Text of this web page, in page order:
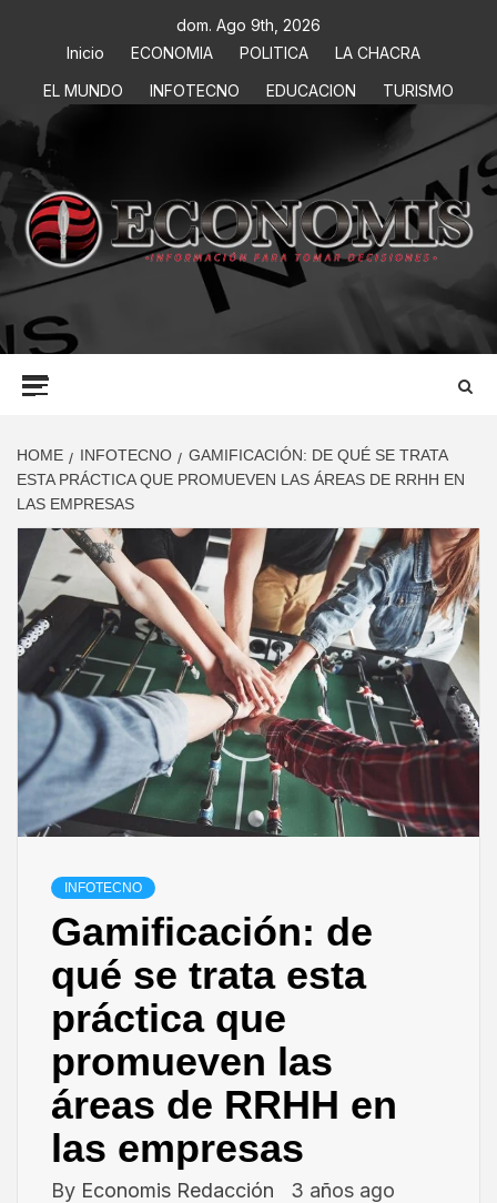
dom. Ago 9th, 2026
Inicio
ECONOMIA POLITICA
LA CHACRA
EL MUNDO
INFOTECNO EDUCACION TURISMO
ECONOMIS
INFORMACIÓN PARA TOMAR DECISIONES
HOME INFOTECNO
GAMIFICACIÓN: DE QUÉ SE TRATA
ESTA PRÁCTICA QUE PROMUEVEN LAS ÁREAS DE RRHH EN
LAS EMPRESAS
INFOTECNO
Gamificación: de
qué se trata esta
práctica que
promueven las
áreas de RRHH en
las empresas
By Economis Redacción 3 años ago